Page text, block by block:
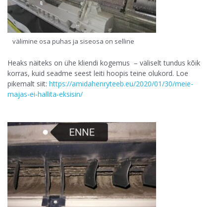
välimine osa puhas ja siseosa on selline
Heaks näiteks on ühe kliendi kogemus – väliselt tundus kõik
korras, kuid seadme seest leiti hoopis teine olukord. Loe
pikemalt siit: https://amidahenryteeb.eu/2020/01/30/meie-
majas-ei-hallita-eksisin/